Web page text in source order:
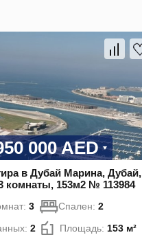
000 AED
в Дубай Марина, Дубай,
комнаты, 153м2 № 113984
3 Спален: 2
2 Площадь: 153 м²